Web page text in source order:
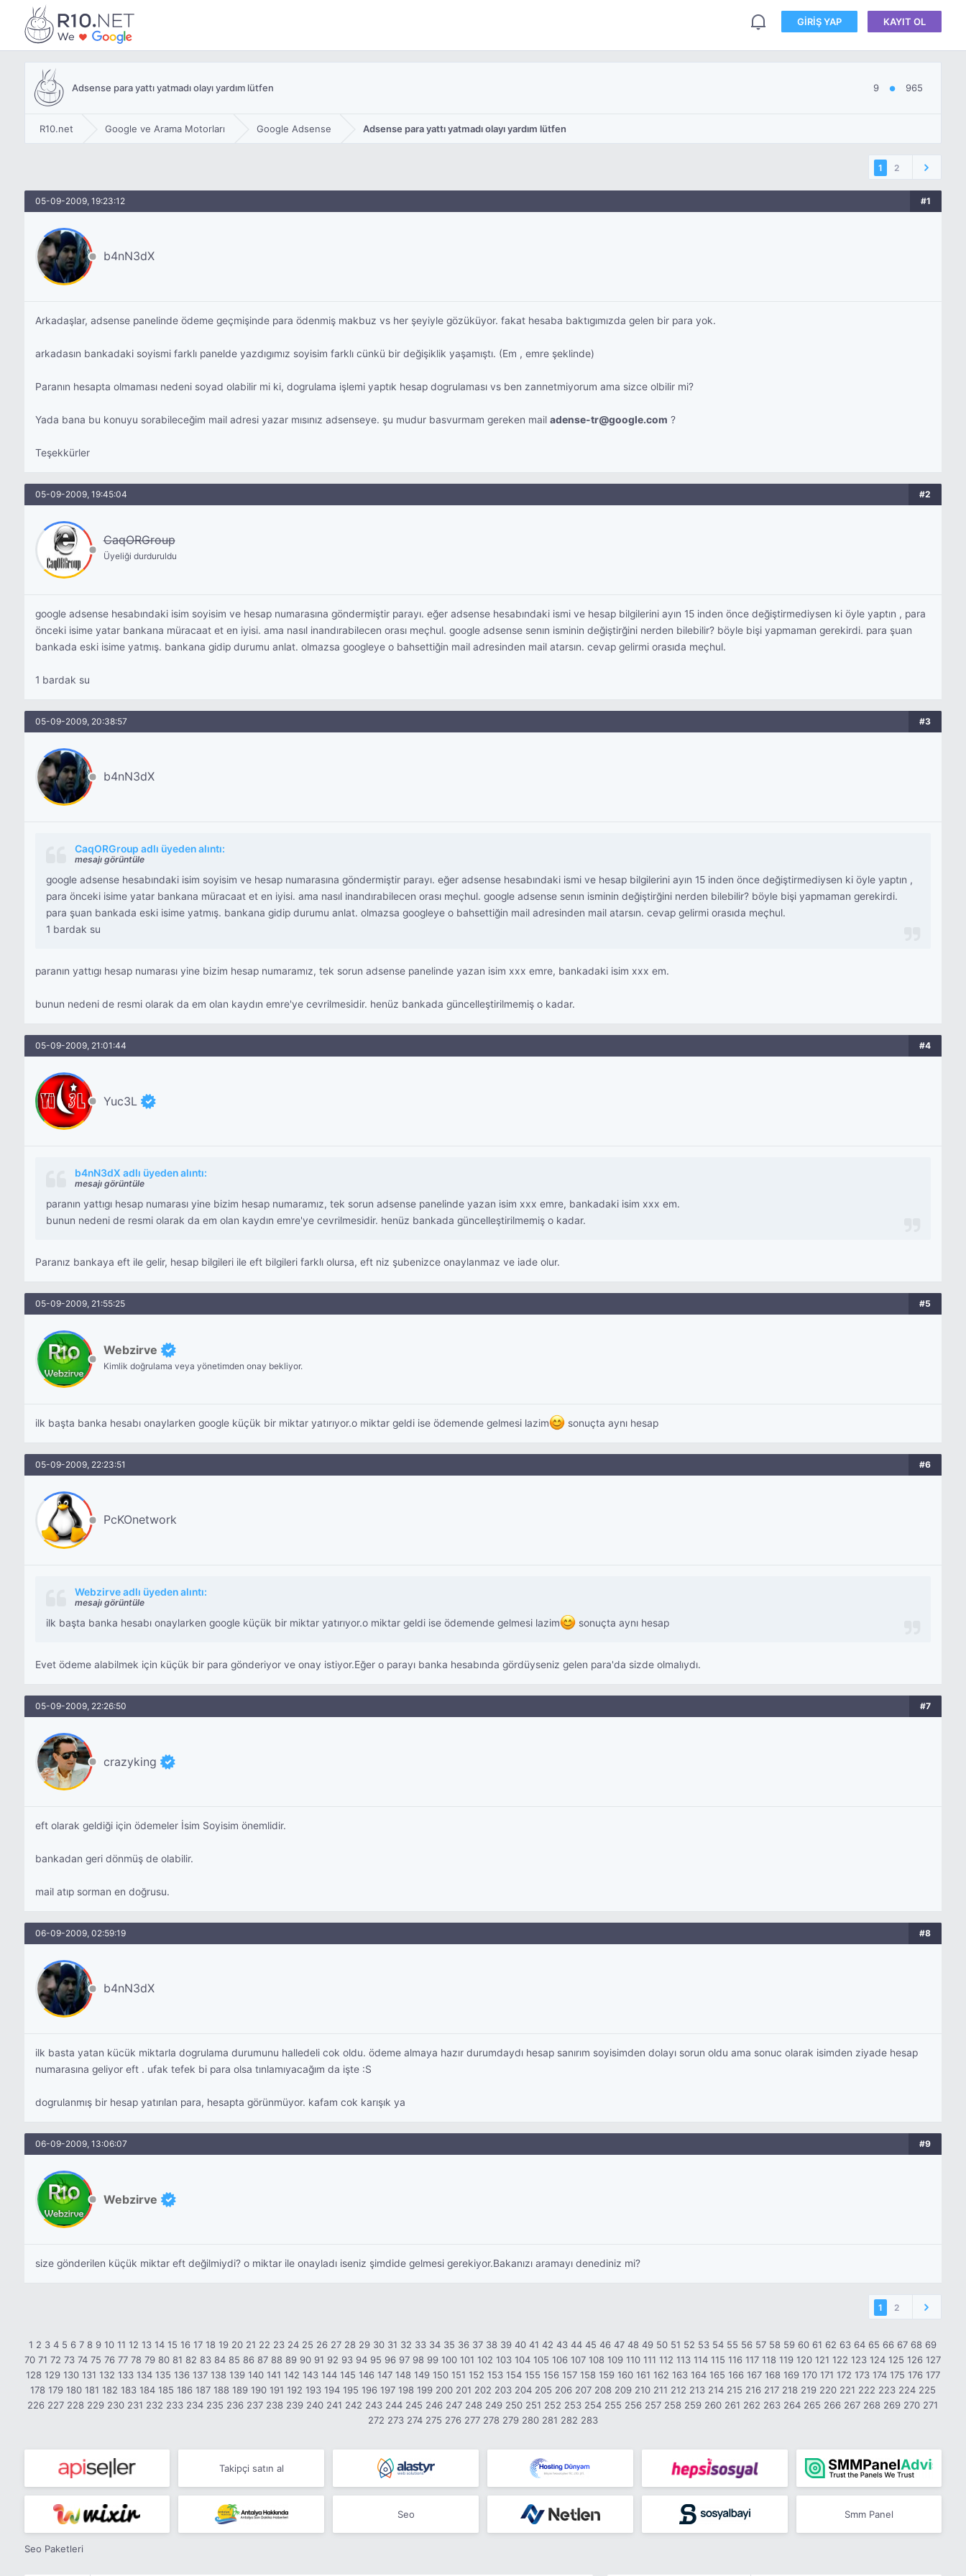
GIRIŞ YAP KAYIT OL
Adsense para yattı yatmadı olayı yardım lütfen 9 ● 965
R10.net Google ve Arama Motorları Google Adsense Adsense para yattı yatmadı olayı yardım lütfen
1 2
05-09-2009, 19:23:12 #1
b4nN3dX
Arkadaşlar, adsense panelinde ödeme geçmişinde para ödenmiş makbuz vs her şeyiyle gözüküyor. fakat hesaba baktıgımızda gelen bir para yok.
arkadasın bankadaki soyismi farklı panelde yazdıgımız soyisim farklı cünkü bir değişiklik yaşamıştı. (Em , emre şeklinde)
Paranın hesapta olmaması nedeni soyad olabilir mi ki, dogrulama işlemi yaptık hesap dogrulaması vs ben zannetmiyorum ama sizce olbilir mi?
Yada bana bu konuyu sorabileceğim mail adresi yazar mısınız adsenseye. şu mudur basvurmam gereken mail adense-tr@google.com ?
Teşekkürler
05-09-2009, 19:45:04 #2
CaqORGroup
Üyeliği durduruldu
google adsense hesabındaki isim soyisim ve hesap numarasına göndermiştir parayı. eğer adsense hesabındaki ismi ve hesap bilgilerini ayın 15 inden önce değiştirmediysen ki öyle yaptın , para
önceki isime yatar bankana müracaat et en iyisi. ama nasıl inandırabilecen orası meçhul. google adsense senın isminin değiştirğini nerden bilebilir? böyle bişi yapmaman gerekirdi. para şuan
bankada eski isime yatmış. bankana gidip durumu anlat. olmazsa googleye o bahsettiğin mail adresinden mail atarsın. cevap gelirmi orasıda meçhul.
1 bardak su
05-09-2009, 20:38:57 #3
b4nN3dX
CaqORGroup adlı üyeden alıntı:
mesajı görüntüle
google adsense hesabındaki isim soyisim ve hesap numarasına göndermiştir parayı. eğer adsense hesabındaki ismi ve hesap bilgilerini ayın 15 inden önce değiştirmediysen ki öyle yaptın ,
para önceki isime yatar bankana müracaat et en iyisi. ama nasıl inandırabilecen orası meçhul. google adsense senın isminin değiştirğini nerden bilebilir? böyle bişi yapmaman gerekirdi.
para şuan bankada eski isime yatmış. bankana gidip durumu anlat. olmazsa googleye o bahsettiğin mail adresinden mail atarsın. cevap gelirmi orasıda meçhul.
1 bardak su
paranın yattıgı hesap numarası yine bizim hesap numaramız, tek sorun adsense panelinde yazan isim xxx emre, bankadaki isim xxx em.
bunun nedeni de resmi olarak da em olan kaydın emre'ye cevrilmesidir. henüz bankada güncelleştirilmemiş o kadar.
05-09-2009, 21:01:44 #4
Yuc3L
b4nN3dX adlı üyeden alıntı:
mesajı görüntüle
paranın yattıgı hesap numarası yine bizim hesap numaramız, tek sorun adsense panelinde yazan isim xxx emre, bankadaki isim xxx em.
bunun nedeni de resmi olarak da em olan kaydın emre'ye cevrilmesidir. henüz bankada güncelleştirilmemiş o kadar.
Paranız bankaya eft ile gelir, hesap bilgileri ile eft bilgileri farklı olursa, eft niz şubenizce onaylanmaz ve iade olur.
05-09-2009, 21:55:25 #5
Webzirve
Kimlik doğrulama veya yönetimden onay bekliyor.
ilk başta banka hesabı onaylarken google küçük bir miktar yatırıyor.o miktar geldi ise ödemende gelmesi lazim sonuçta aynı hesap
05-09-2009, 22:23:51 #6
PcKOnetwork
Webzirve adlı üyeden alıntı:
mesajı görüntüle
ilk başta banka hesabı onaylarken google küçük bir miktar yatırıyor.o miktar geldi ise ödemende gelmesi lazim sonuçta aynı hesap
Evet ödeme alabilmek için küçük bir para gönderiyor ve onay istiyor.Eğer o parayı banka hesabında gördüyseniz gelen para'da sizde olmalıydı.
05-09-2009, 22:26:50 #7
crazyking
eft olarak geldiği için ödemeler İsim Soyisim önemlidir.
bankadan geri dönmüş de olabilir.
mail atıp sorman en doğrusu.
06-09-2009, 02:59:19 #8
b4nN3dX
ilk basta yatan kücük miktarla dogrulama durumunu halledeli cok oldu. ödeme almaya hazır durumdaydı hesap sanırım soyisimden dolayı sorun oldu ama sonuc olarak isimden ziyade hesap
numarasına geliyor eft . ufak tefek bi para olsa tınlamıyacağım da işte :S
dogrulanmış bir hesap yatırılan para, hesapta görünmüyor. kafam cok karışık ya
06-09-2009, 13:06:07 #9
Webzirve
size gönderilen küçük miktar eft değilmiydi? o miktar ile onayladı iseniz şimdide gelmesi gerekiyor.Bakanızı aramayı denediniz mi?
1 2
1 2 3 4 5 6 7 8 9 10 11 12 13 14 15 16 17 18 19 20 21 22 23 24 25 26 27 28 29 30 31 32 33 34 35 36 37 38 39 40 41 42 43 44 45 46 47 48 49 50 51 52 53 54 55 56 57 58 59 60 61 62 63 64 65 66 67 68 69
70 71 72 73 74 75 76 77 78 79 80 81 82 83 84 85 86 87 88 89 90 91 92 93 94 95 96 97 98 99 100 101 102 103 104 105 106 107 108 109 110 111 112 113 114 115 116 117 118 119 120 121 122 123 124 125 126 127
128 129 130 131 132 133 134 135 136 137 138 139 140 141 142 143 144 145 146 147 148 149 150 151 152 153 154 155 156 157 158 159 160 161 162 163 164 165 166 167 168 169 170 171 172 173 174 175 176 177
178 179 180 181 182 183 184 185 186 187 188 189 190 191 192 193 194 195 196 197 198 199 200 201 202 203 204 205 206 207 208 209 210 211 212 213 214 215 216 217 218 219 220 221 222 223 224 225
226 227 228 229 230 231 232 233 234 235 236 237 238 239 240 241 242 243 244 245 246 247 248 249 250 251 252 253 254 255 256 257 258 259 260 261 262 263 264 265 266 267 268 269 270 271
272 273 274 275 276 277 278 279 280 281 282 283
Takipçi satın al
Seo Smm Panel
Seo Paketleri